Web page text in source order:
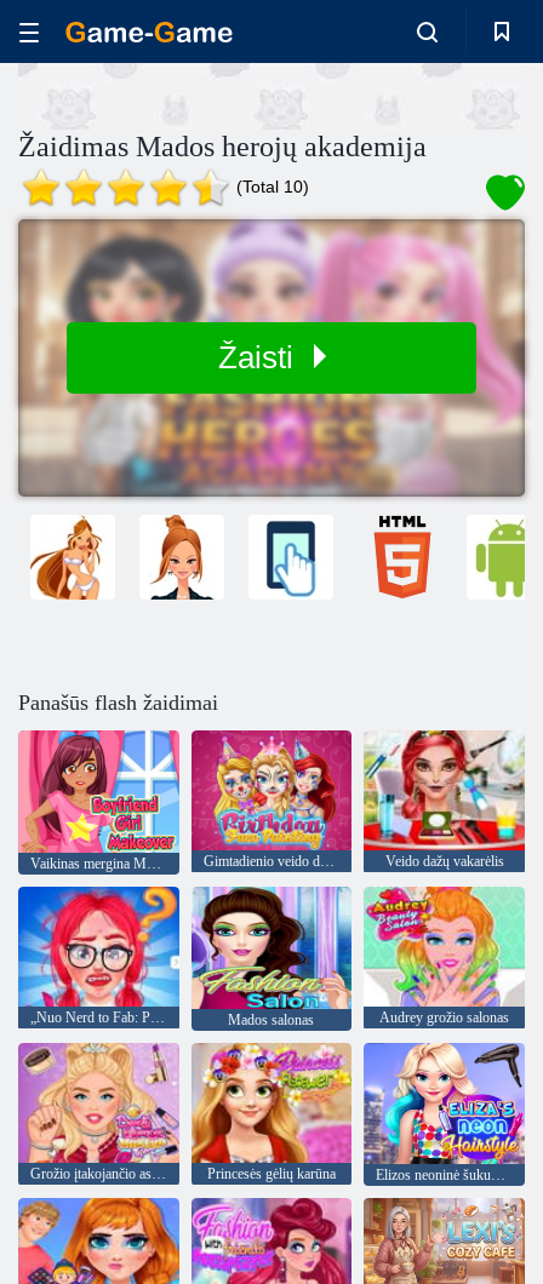
Žaidimas Mados herojų akademija
(Total 10)
Žaisti
Panašūs flash žaidimai
Vaikinas mergina Makeover Gimtadienio veido dažymas Veido dažų vakarėlis
„Nuo Nerd to Fab: Prom Edition“ Mados salonas Audrey grožio salonas
Grožio įtakojančio asmens makiažo patarimai Princesės gėlių karūna Elizos neoninė šukuosena